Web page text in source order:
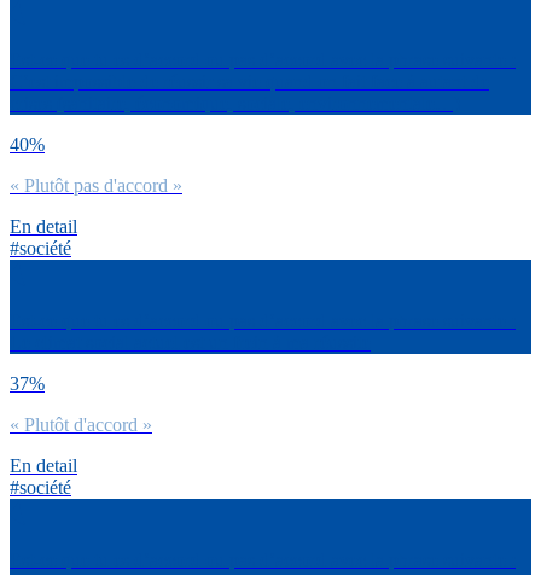
40%
« Plutôt pas d'accord »
En detail
#société
37%
« Plutôt d'accord »
En detail
#société